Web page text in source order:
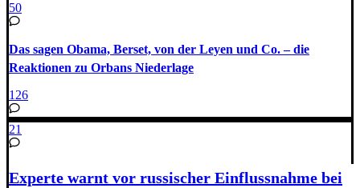
50
Das sagen Obama, Berset, von der Leyen und Co. – die
Reaktionen zu Orbans Niederlage
126
21
Experte warnt vor russischer Einflussnahme bei